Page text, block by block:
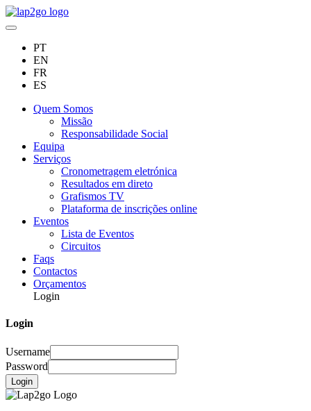
PT
EN
FR
ES
Quem Somos
Missão
Responsabilidade Social
Equipa
Serviços
Cronometragem eletrónica
Resultados em direto
Grafismos TV
Plataforma de inscrições online
Eventos
Lista de Eventos
Circuitos
Faqs
Contactos
Orçamentos
Login
Login
Username
Password
Login